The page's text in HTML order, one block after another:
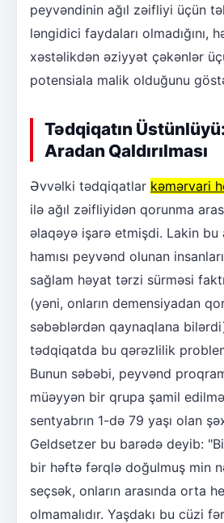
peyvəndinin ağıl zəifliyi üçün
ləngidici faydaları olmadığını,
xəstəlikdən əziyyət çəkənlər
potensiala malik olduğunu
Tədqiqatın
Aradan Qaldırılması
Əvvəlki tədqiqatlar kəmərvari
ilə ağıl zəifliyidən qorunma
əlaqəyə işarə etmişdi. Lakin bu
hamısı peyvənd olunan
sağlam həyat tərzi sürməsi
(yəni, onların demensiyadan
səbəblərdən qaynaqlana
tədqiqatda bu qərəzlilik
Bunun səbəbi, peyvənd
müəyyən bir qrupa şamil
sentyabrın 1-də 79 yaşı olan
Geldsetzer bu barədə deyib:
bir həftə fərqlə doğulmuş min
seçsək, onların arasında orta
olmamalıdır. Yaşdakı bu cüzi